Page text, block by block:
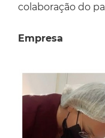
colaboração do
Empresa